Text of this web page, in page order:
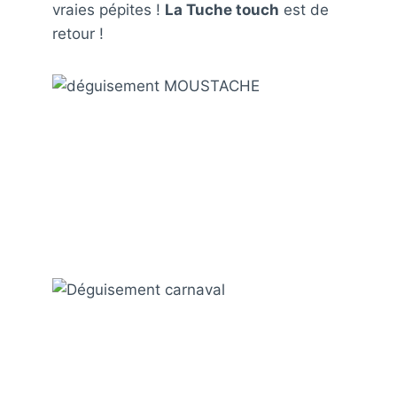
vraies pépites ! La Tuche touch est de
retour !